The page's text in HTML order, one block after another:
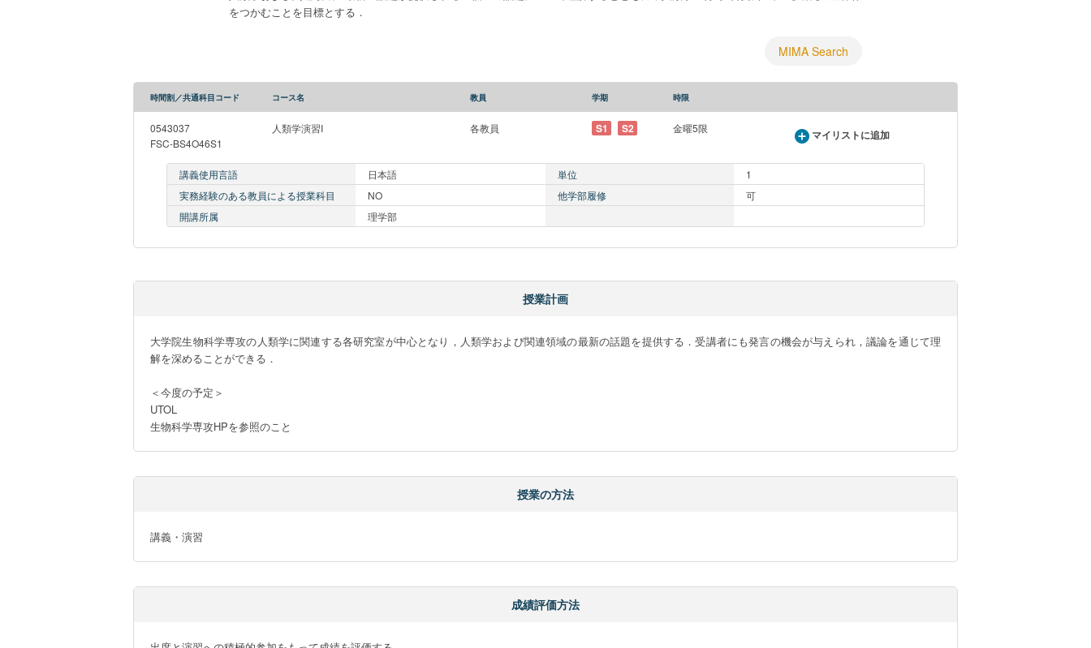
をつかむことを目標とする．
MIMA Search
時間割／共通科目コード コース名 教員 学期 時限
0543037
FSC-BS4O46S1
人類学演習I 各教員 S1 S2 金曜5限 マイリストに追加
講義使用言語 日本語 単位
1
実務経験のある教員による授業科目
NO 他学部履修
可
開講所属
理学部
授業計画
大学院生物科学専攻の人類学に関連する各研究室が中心となり，人類学および関連領域の最新の話題を提供する．受講者にも発言の機会が与えられ，議論を通じて理
解を深めることができる．
＜今度の予定＞
UTOL
生物科学専攻HPを参照のこと
授業の方法
講義・演習
成績評価方法